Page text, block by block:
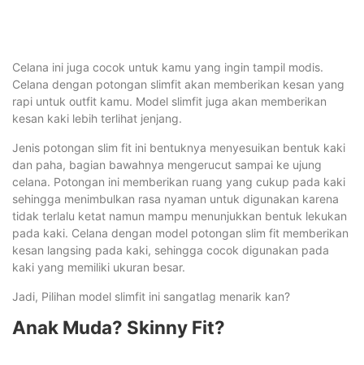
Celana ini juga cocok untuk kamu yang ingin tampil modis.
Celana dengan potongan slimfit akan memberikan kesan yang
rapi untuk outfit kamu. Model slimfit juga akan memberikan
kesan kaki lebih terlihat jenjang.
Jenis potongan slim fit ini bentuknya menyesuikan bentuk kaki
dan paha, bagian bawahnya mengerucut sampai ke ujung
celana. Potongan ini memberikan ruang yang cukup pada kaki
sehingga menimbulkan rasa nyaman untuk digunakan karena
tidak terlalu ketat namun mampu menunjukkan bentuk lekukan
pada kaki. Celana dengan model potongan slim fit memberikan
kesan langsing pada kaki, sehingga cocok digunakan pada
kaki yang memiliki ukuran besar.
Jadi, Pilihan model slimfit ini sangatlag menarik kan?
Anak Muda? Skinny Fit?